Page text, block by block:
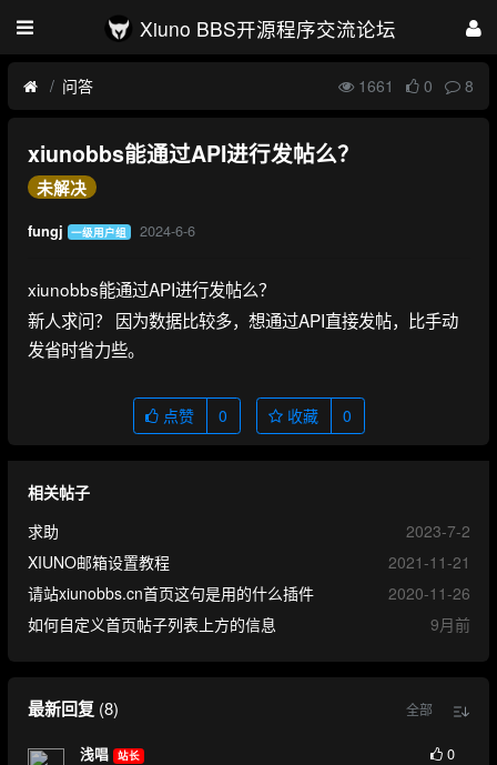
Xiuno BBS开源程序交流论坛
问答 1661 0 8
xiunobbs能通过API进行发帖么？
未解决
fungj 一级用户组 2024-6-6
xiunobbs能通过API进行发帖么？
新人求问？ 因为数据比较多，想通过API直接发帖，比手动
发省时省力些。
点赞 0 收藏 0
相关帖子
求助
2023-7-2
XIUNO邮箱设置教程
2021-11-21
请站xiunobbs.cn首页这句是用的什么插件
2020-11-26
如何自定义首页帖子列表上方的信息
9月前
最新回复(8) 全部
浅唱 站长 0